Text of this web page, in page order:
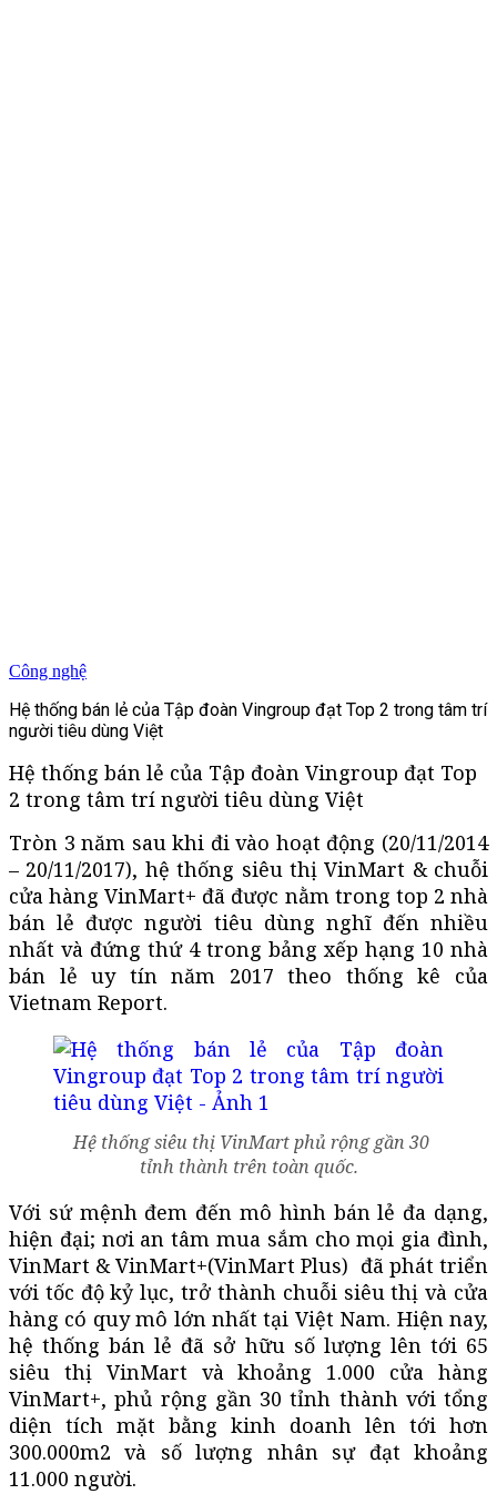
Công nghệ
Hệ thống bán lẻ của Tập đoàn Vingroup đạt Top 2 trong tâm trí
người tiêu dùng Việt
Hệ thống bán lẻ của Tập đoàn Vingroup đạt Top
2 trong tâm trí người tiêu dùng Việt
Tròn 3 năm sau khi đi vào hoạt động (20/11/2014
– 20/11/2017), hệ thống siêu thị VinMart & chuỗi
cửa hàng VinMart+ đã được nằm trong top 2 nhà
bán lẻ được người tiêu dùng nghĩ đến nhiều
nhất và đứng thứ 4 trong bảng xếp hạng 10 nhà
bán lẻ uy tín năm 2017 theo thống kê của
Vietnam Report.
Hệ thống siêu thị VinMart phủ rộng gần 30
tỉnh thành trên toàn quốc.
Với sứ mệnh đem đến mô hình bán lẻ đa dạng,
hiện đại; nơi an tâm mua sắm cho mọi gia đình,
VinMart & VinMart+(VinMart Plus) đã phát triển
với tốc độ kỷ lục, trở thành chuỗi siêu thị và cửa
hàng có quy mô lớn nhất tại Việt Nam. Hiện nay,
hệ thống bán lẻ đã sở hữu số lượng lên tới 65
siêu thị VinMart và khoảng 1.000 cửa hàng
VinMart+, phủ rộng gần 30 tỉnh thành với tổng
diện tích mặt bằng kinh doanh lên tới hơn
300.000m2 và số lượng nhân sự đạt khoảng
11.000 người.